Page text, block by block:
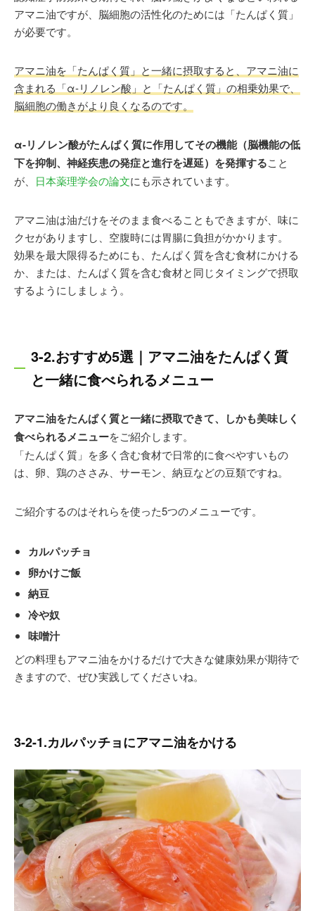
アマニ油ですが、脳細胞の活性化のためには「たんぱく質」
が必要です。
アマニ油を「たんぱく質」と一緒に摂取すると、アマニ油に
含まれる「α-リノレン酸」と「たんぱく質」の相乗効果で、
脳細胞の働きがより良くなるのです。
α-リノレン酸がたんぱく質に作用してその機能（脳機能の低
下を抑制、神経疾患の発症と進行を遅延）を発揮すること
が、 日本薬理学会の論文にも示されています。
アマニ油は油だけをそのまま食べることもできますが、味に
クセがありますし、空腹時には胃腸に負担がかかります。
効果を最大限得るためにも、たんぱく質を含む食材にかける
か、または、たんぱく質を含む食材と同じタイミングで摂取
するようにしましょう。
3-2.おすすめ5選｜アマニ油をたんぱく質
と一緒に食べられるメニュー
アマニ油をたんぱく質と一緒に摂取できて、しかも美味しく
食べられるメニューをご紹介します。
「たんぱく質」を多く含む食材で日常的に食べやすいもの
は、卵、鶏のささみ、サーモン、納豆などの豆類ですね。
ご紹介するのはそれらを使った5つのメニューです。
カルパッチョ
卵かけご飯
納豆
冷や奴
味噌汁
どの料理もアマニ油をかけるだけで大きな健康効果が期待で
きますので、ぜひ実践してくださいね。
3-2-1.カルパッチョにアマニ油をかける